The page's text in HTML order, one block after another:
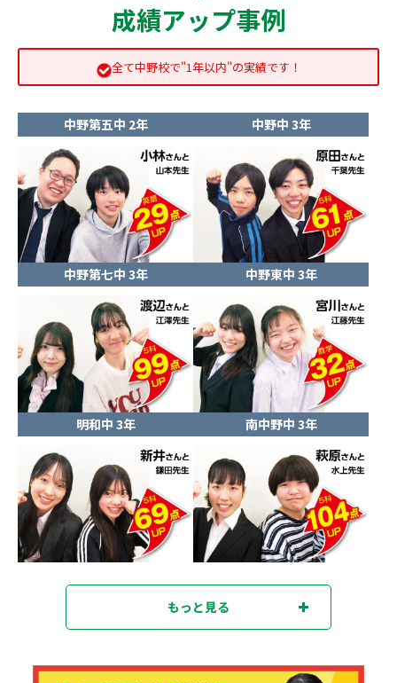
成績アップ事例
全て中野校で"1年以内"の実績です！
中野第五中 2年 中野中 3年
中野第七中 3年 中野東中 3年
明和中 3年 南中野中 3年
もっと見る